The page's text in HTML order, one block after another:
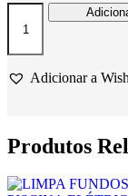
Quantidade
FUNDOS
HYSON
Adicionar a
Produtos